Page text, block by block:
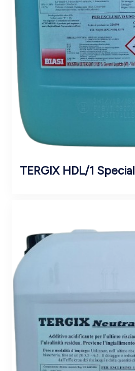
TERGIX HDL/1 Special